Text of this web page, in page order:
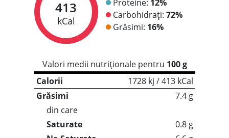
413
kCal
Proteine: 12%
Carbohidrați: 72%
Grăsimi: 16%
Valori medii nutriționale pentru 100 g
Calorii
1728 kj / 413 kCal
Grăsimi
7.4 g
din care
Saturate
0.8 g